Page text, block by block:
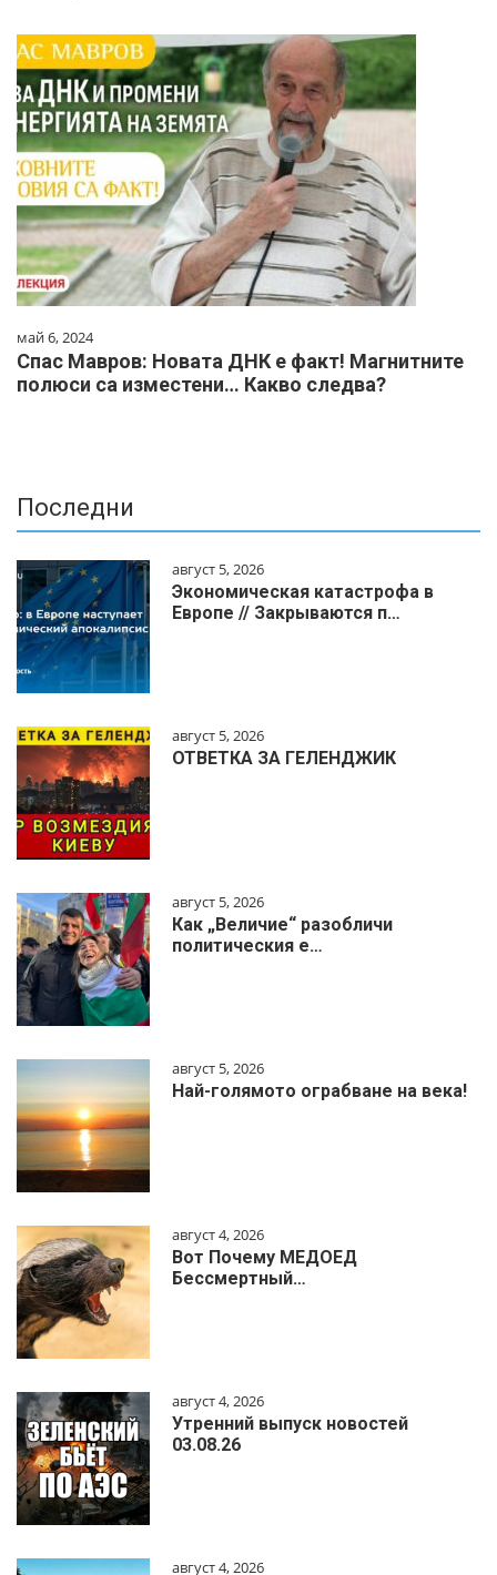
май 6, 2024
Спас Мавров: Новата ДНК е факт! Магнитните
полюси са изместени… Какво следва?
Последни
август 5, 2026
Экономическая катастрофа в
Европе // Закрываются п…
август 5, 2026
ОТВЕТКА ЗА ГЕЛЕНДЖИК
август 5, 2026
Как „Величие“ разобличи
политическия е…
август 5, 2026
Най-голямото ограбване на века!
август 4, 2026
Вот Почему МЕДОЕД
Бессмертный…
август 4, 2026
Утренний выпуск новостей
03.08.26
август 4, 2026